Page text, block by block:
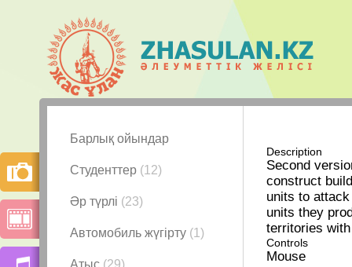
Барлық ойындар
Студенттер (12)
Әр түрлі (23)
Автомобиль жүгірту (1)
Атыс (29)
Description
Second
construct
units to
units they
territories
Controls
Mouse